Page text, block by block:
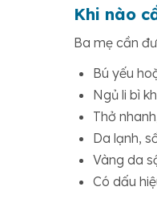
Khi nào
Ba mẹ cần
Bú yếu
Ngủ li bì
Thở
Da lạnh,
Vàng da
Có dấu